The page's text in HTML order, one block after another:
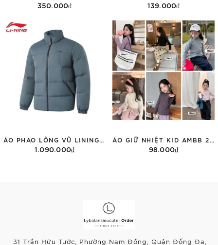
350.000₫ 139.000₫
Tùy chọn
1.090.000₫ 98.000₫
31 Trần Hữu Tước, Phường Nam Đồng, Quận Đống Đa,